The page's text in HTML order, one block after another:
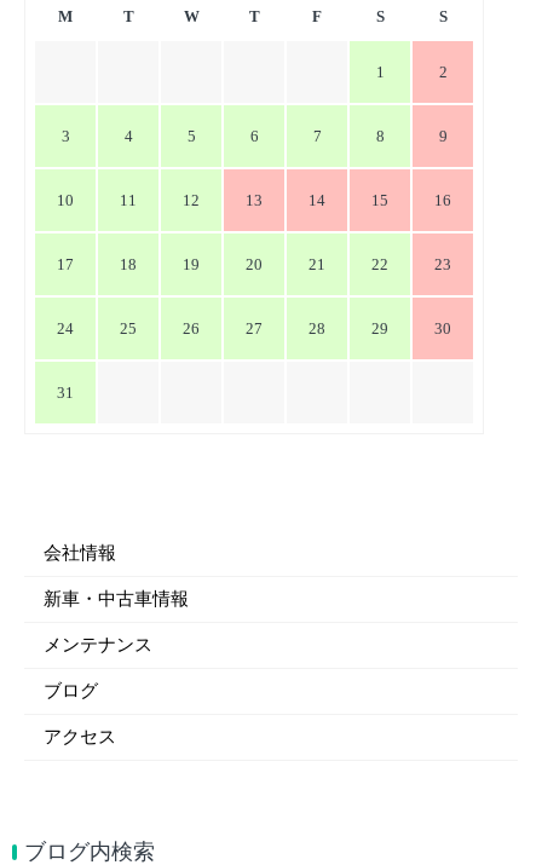
M T W T F S S
1 2
3 4 5 6 7 8 9
10 11 12 13 14 15 16
17 18 19 20 21 22 23
24 25 26 27 28 29 30
31
会社情報
新車・中古車情報
メンテナンス
ブログ
アクセス
ブログ内検索